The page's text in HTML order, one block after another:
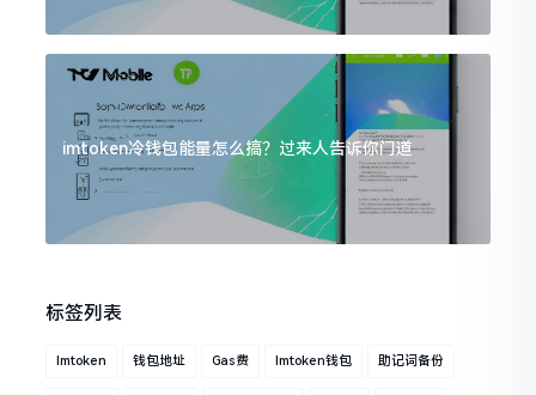
imtoken冷钱包能量怎么搞？过来人告诉你门道
标签列表
Imtoken 钱包地址 Gas费 Imtoken钱包 助记词备份